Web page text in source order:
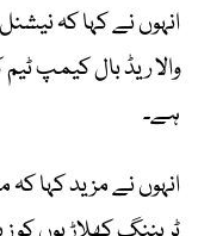
انہوں نے کہا کہ
والا ریڈ بال کیمپ
ہے۔
انہوں نے مزید کہا